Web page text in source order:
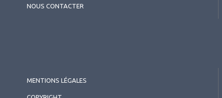
NOUS CONTACTER
MENTIONS LÉGALES